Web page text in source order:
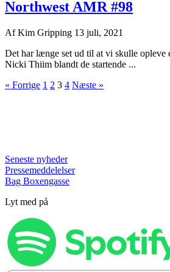
Northwest AMR #98
AfKim Gripping 13 juli, 2021
Det har længe set ud til at vi skulle opleve
Nicki Thiim blandt de startende ...
« Forrige 1 2 3 4 Næste »
Seneste nyheder
Pressemeddelelser
Bag Boxengasse
Lyt med på